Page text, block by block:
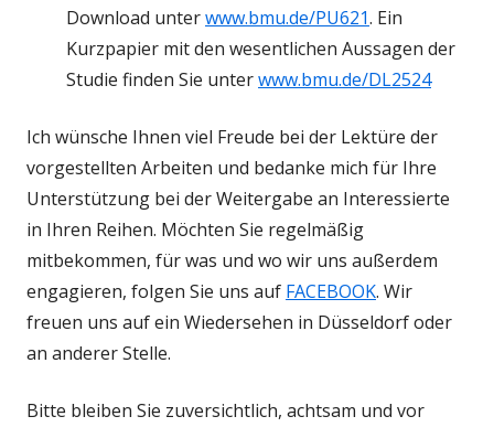
Download unterwww.bmu.de/PU621. Ein
Kurzpapier mit den wesentlichen Aussagen der
Studie finden Sie unterwww.bmu.de/DL2524
Ich wünsche Ihnen viel Freude bei der Lektüre der
vorgestellten Arbeiten und bedanke mich für Ihre
Unterstützung bei der Weitergabe an Interessierte
in Ihren Reihen. Möchten Sie regelmäßig
mitbekommen, für was und wo wir uns außerdem
engagieren, folgen Sie uns auf FACEBOOK. Wir
freuen uns auf ein Wiedersehen in Düsseldorf oder
an anderer Stelle.
Bitte bleiben Sie zuversichtlich, achtsam und vor